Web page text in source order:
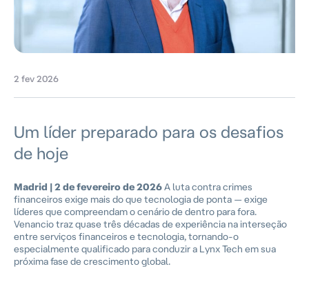
2 fev 2026
Um líder preparado para os desafios
de hoje
Madrid | 2 de fevereiro de 2026A luta contra crimes
financeiros exige mais do que tecnologia de ponta — exige
líderes que compreendam o cenário de dentro para fora.
Venancio traz quase três décadas de experiência na interseção
entre serviços financeiros e tecnologia, tornando-o
especialmente qualificado para conduzir a Lynx Tech em sua
próxima fase de crescimento global.